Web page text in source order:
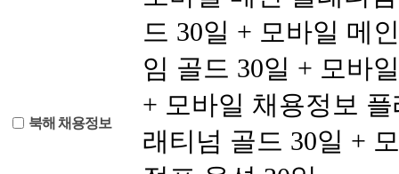
북해 채용정보
드 30일 + 모바일 메
임 골드 30일 + 모바
+ 모바일 채용정보
래티넘 골드 30일 +